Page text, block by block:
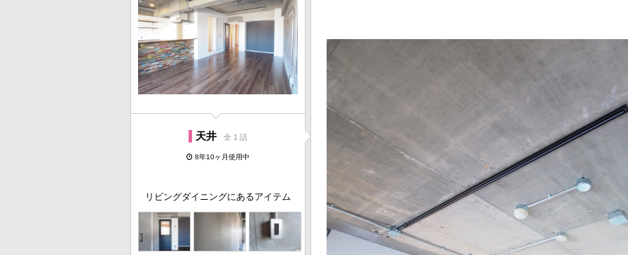
天井 全 1 話
8年10ヶ月使用中
リビングダイニングにあるアイテム